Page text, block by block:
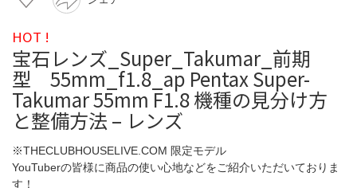
HOT !
宝石レンズ_Super_Takumar_前期
型 55mm_f1.8_ap Pentax Super-
Takumar 55mm F1.8 機種の見分け方
と整備方法 – レンズ
※THECLUBHOUSELIVE.COM 限定モデル
YouTuberの皆様に商品の使い心地などをご紹介いただいておりま
す！